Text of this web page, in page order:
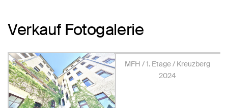
Verkauf Fotogalerie
MFH / 1. Etage / Kreuzberg
2024